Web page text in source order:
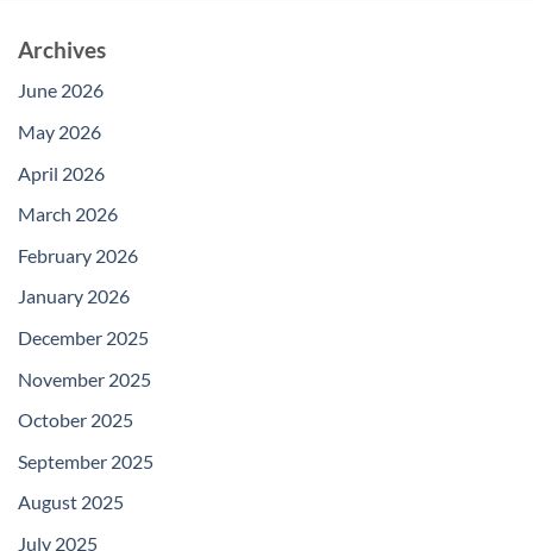
Archives
June 2026
May 2026
April 2026
March 2026
February 2026
January 2026
December 2025
November 2025
October 2025
September 2025
August 2025
July 2025